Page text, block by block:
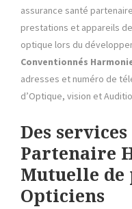
assurance santé
prestations et appareils
optique lors du
Conventionnés
adresses et numéro de
d’Optique, vision et
Des
Partenaire
Mutuelle de
Opticiens